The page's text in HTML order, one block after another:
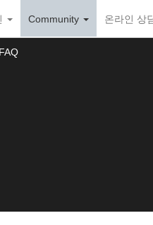
Community 온라인 상
FAQ